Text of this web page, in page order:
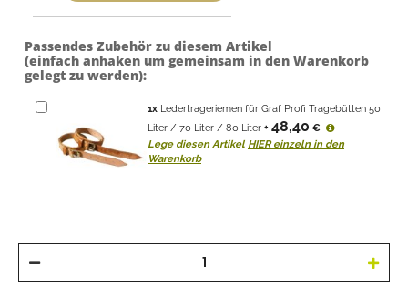
Passendes Zubehör zu diesem Artikel
(einfach anhaken um gemeinsam in den Warenkorb
gelegt zu werden):
1x Ledertrageriemen für Graf Profi Tragebütten 50
Liter / 70 Liter / 80 Liter + 48,40 €
Lege diesen Artikel HIER einzeln in den
Warenkorb